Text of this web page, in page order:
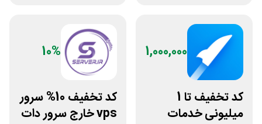
1,000,000
کد تخفیف تا 1
میلیونی خدمات
10%
کد تخفیف 10% سرور
vps خارج سرور دات